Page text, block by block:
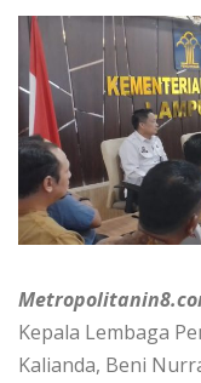
Kepala Lembaga
Kalianda, Beni